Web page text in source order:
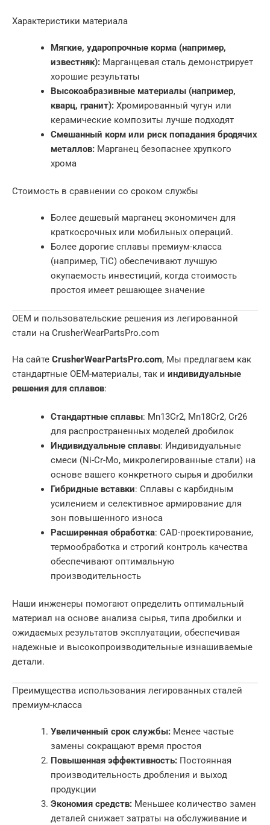
Характеристики материала
Мягкие, ударопрочные корма (например,
известняк):Марганцевая сталь демонстрирует
хорошие результаты
Высокоабразивные материалы (например,
кварц, гранит):Хромированный чугун или
керамические композиты лучше подходят
Смешанный корм или риск попадания бродячих
металлов:Марганец безопаснее хрупкого
хрома
Стоимость в сравнении со сроком службы
Более дешевый марганец экономичен для
краткосрочных или мобильных операций.
Более дорогие сплавы премиум-класса
(например, TiC) обеспечивают лучшую
окупаемость инвестиций, когда стоимость
простоя имеет решающее значение
OEM и пользовательские решения из легированной
стали на CrusherWearPartsPro.com
На сайте CrusherWearPartsPro.com, Мы предлагаем как
стандартные OEM-материалы, так и индивидуальные
решения для сплавов:
Стандартные сплавы: Mn13Cr2, Mn18Cr2, Cr26
для распространенных моделей дробилок
Индивидуальные сплавы: Индивидуальные
смеси (Ni-Cr-Mo, микролегированные стали) на
основе вашего конкретного сырья и дробилки
Гибридные вставки: Сплавы с карбидным
усилением и селективное армирование для
зон повышенного износа
Расширенная обработка: CAD-проектирование,
термообработка и строгий контроль качества
обеспечивают оптимальную
производительность
Наши инженеры помогают определить оптимальный
материал на основе анализа сырья, типа дробилки и
ожидаемых результатов эксплуатации, обеспечивая
надежные и высокопроизводительные изнашиваемые
детали.
Преимущества использования легированных сталей
премиум-класса
Увеличенный срок службы:Менее частые
замены сокращают время простоя
Повышенная эффективность:Постоянная
производительность дробления и выход
продукции
Экономия средств:Меньшее количество замен
деталей снижает затраты на обслуживание и